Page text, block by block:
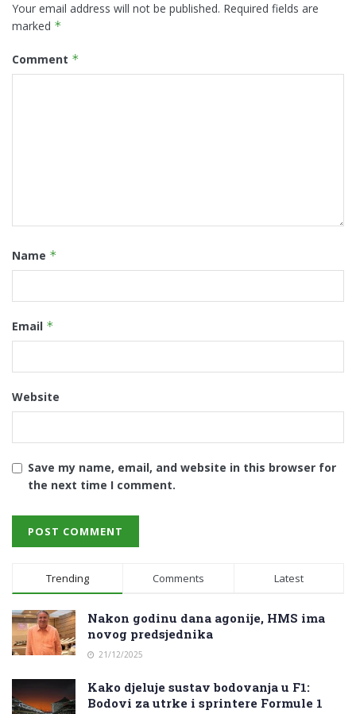
Your email address will not be published. Required fields are
marked *
Comment *
Name *
Email *
Website
Save my name, email, and website in this browser for
the next time I comment.
Trending Comments Latest
Nakon godinu dana agonije, HMS ima
novog predsjednika
21/12/2025
Kako djeluje sustav bodovanja u F1:
Bodovi za utrke i sprintere Formule 1